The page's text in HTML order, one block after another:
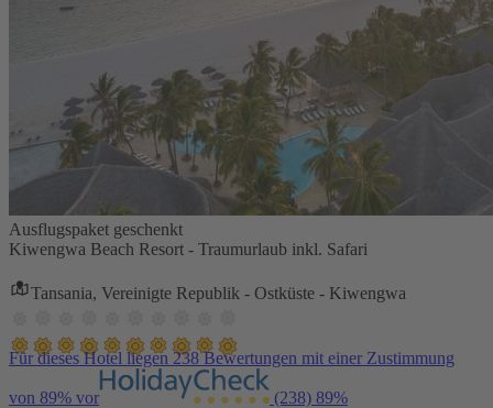
Ausflugspaket geschenkt
Kiwengwa Beach Resort - Traumurlaub inkl. Safari
Tansania, Vereinigte Republik - Ostküste - Kiwengwa
Für dieses Hotel liegen 238 Bewertungen mit einer Zustimmung
von 89% vor (238) 89%